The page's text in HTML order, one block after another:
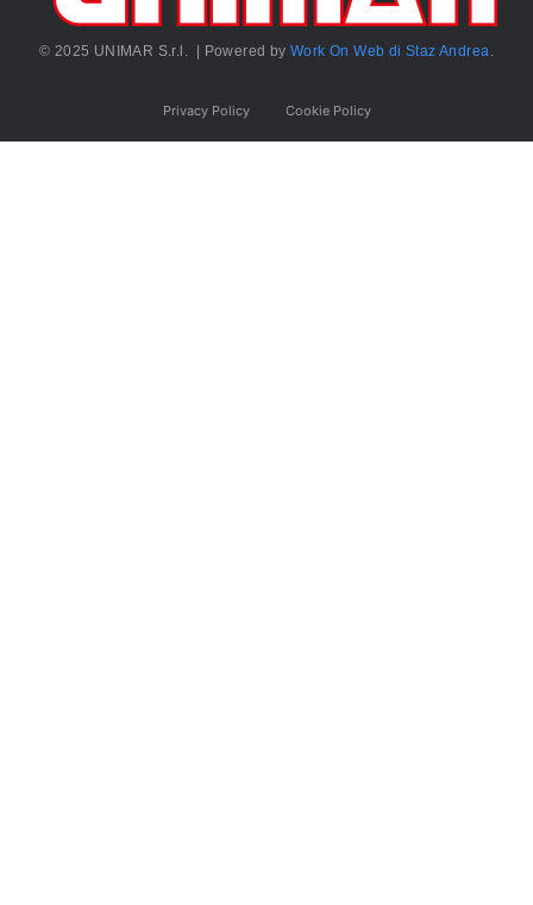
© 2025 UNIMAR S.r.l. | Powered byWork On Web di Staz Andrea.
Privacy Policy Cookie Policy